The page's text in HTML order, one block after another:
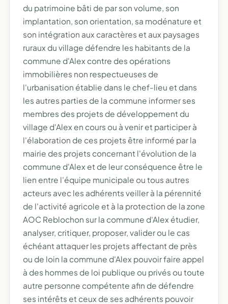
du patrimoine bâti de par son volume, son
implantation, son orientation, sa modénature et
son intégration aux caractères et aux paysages
ruraux du village défendre les habitants de la
commune d'Alex contre des opérations
immobilières non respectueuses de
l'urbanisation établie dans le chef-lieu et dans
les autres parties de la commune informer ses
membres des projets de développement du
village d'Alex en cours ou à venir et participer à
l'élaboration de ces projets être informé par la
mairie des projets concernant l'évolution de la
commune d'Alex et de leur conséquence être le
lien entre l'équipe municipale ou tous autres
acteurs avec les adhérents veiller à la pérennité
de l'activité agricole et à la protection de la zone
AOC Reblochon sur la commune d'Alex étudier,
analyser, critiquer, proposer, valider ou le cas
échéant attaquer les projets affectant de près
ou de loin la commune d'Alex pouvoir faire appel
à des hommes de loi publique ou privés ou toute
autre personne compétente afin de défendre
ses intérêts et ceux de ses adhérents pouvoir